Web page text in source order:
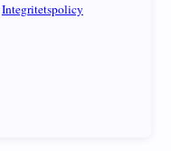
Integritetspolicy